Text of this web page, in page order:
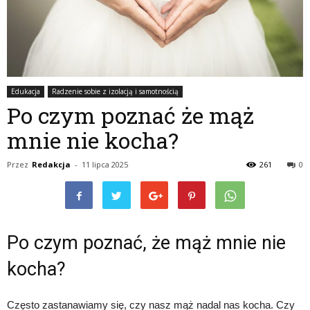
Edukacja Radzenie sobie z izolacją i samotnością
Po czym poznać że mąż
mnie nie kocha?
Przez Redakcja - 11 lipca 2025 0
261
Po czym poznać, że mąż mnie nie
kocha?
Często zastanawiamy się, czy nasz mąż nadal nas kocha. Czy